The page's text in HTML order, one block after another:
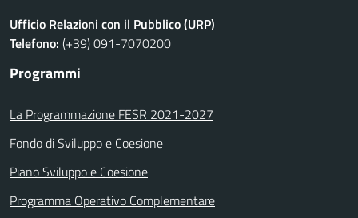
Ufficio Relazioni con il Pubblico (URP)
Telefono: (+39) 091-7070200
Programmi
La Programmazione FESR 2021-2027
Fondo di Sviluppo e Coesione
Piano Sviluppo e Coesione
Programma Operativo Complementare